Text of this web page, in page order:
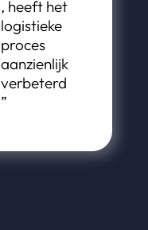
, heeft het
logistieke
proces
aanzienlijk
verbeterd
”